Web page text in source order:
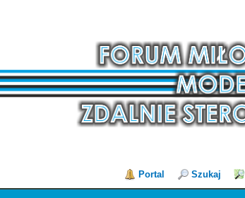
Portal Szukaj